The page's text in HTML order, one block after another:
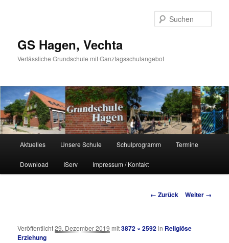
GS Hagen, Vechta
Verlässliche Grundschule mit Ganztagsschulangebot
Zum Inhalt wechseln
Zum sekundären Inhalt wechseln
Aktuelles Unsere Schule Schulprogramm Termine
Download IServ Impressum / Kontakt
Bilder-Navigation
← Zurück Weiter →
Veröffentlicht29. Dezember 2019 mit3872 × 2592in Religiöse
Erziehung